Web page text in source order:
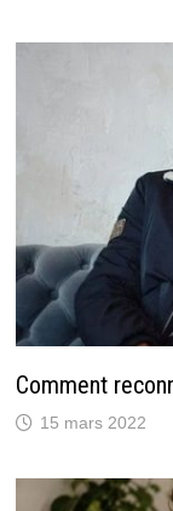
Comment
15 mars 2022